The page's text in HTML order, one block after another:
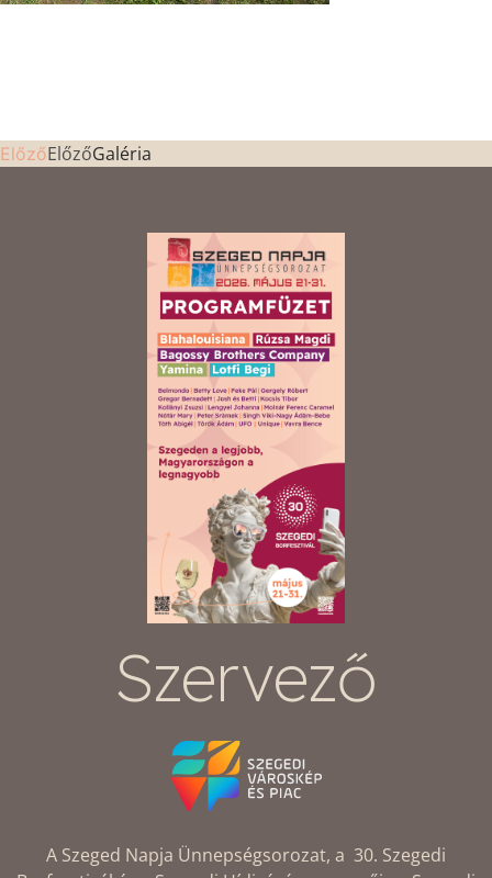
ElőzőElőzőGaléria
Szervező
A Szeged Napja Ünnepségsorozat, a 30. Szegedi